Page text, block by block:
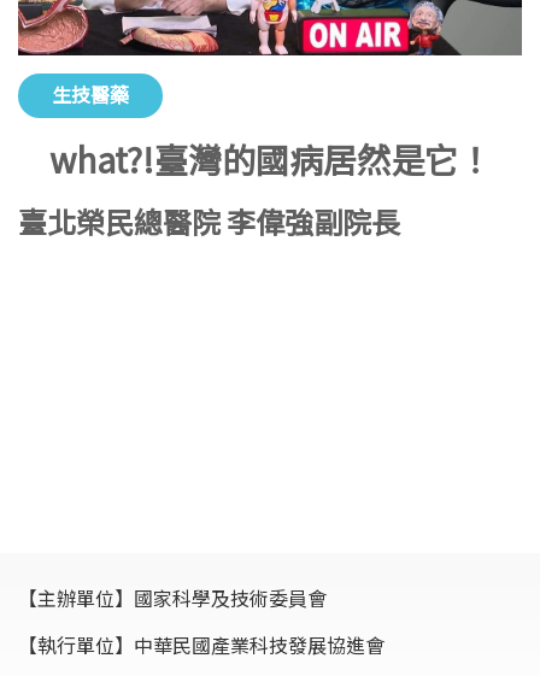
生技醫藥
what?!臺灣的國病居然是它！
臺北榮民總醫院 李偉強副院長
【主辦單位】 國家科學及技術委員會
【執行單位】 中華民國產業科技發展協進會